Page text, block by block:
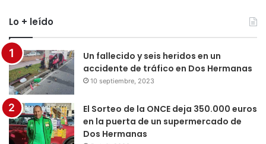
Lo + leído
Un fallecido y seis heridos en un
accidente de tráfico en Dos Hermanas
10 septiembre, 2023
El Sorteo de la ONCE deja 350.000 euros
en la puerta de un supermercado de
Dos Hermanas